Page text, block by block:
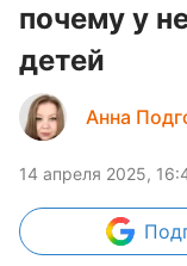
почему у
детей
Анна
14 апреля 2025,